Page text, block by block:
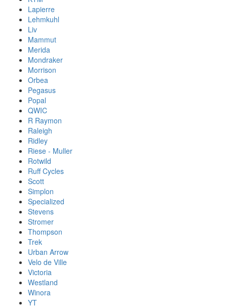
Lapierre
Lehmkuhl
Liv
Mammut
Merida
Mondraker
Morrison
Orbea
Pegasus
Popal
QWIC
R Raymon
Raleigh
Ridley
Riese - Muller
Rotwild
Ruff Cycles
Scott
Simplon
Specialized
Stevens
Stromer
Thompson
Trek
Urban Arrow
Velo de Ville
Victoria
Westland
Winora
YT